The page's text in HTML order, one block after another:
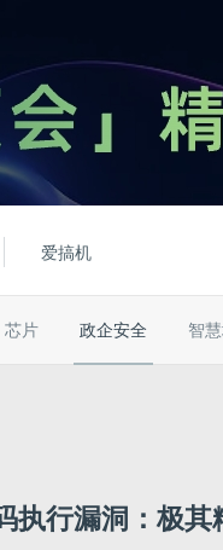
爱搞机
芯片 政企安全 智
行漏洞：极其